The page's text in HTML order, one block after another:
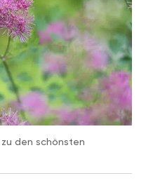
den schönsten